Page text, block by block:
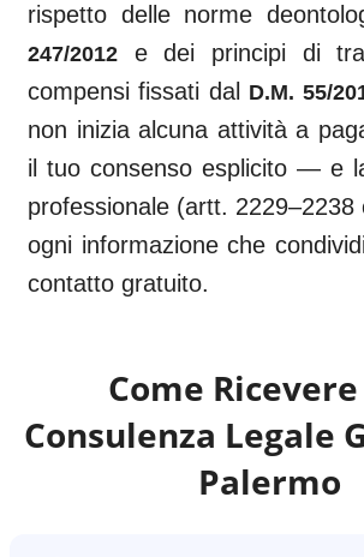
rispetto delle norme
247/2012 e dei principi di
compensi fissati dal D.M. 55/
non inizia alcuna attività a
il tuo consenso esplicito — e
professionale (artt.
ogni informazione che
contatto gratuito.
Come
Consulenza Legale
Palermo